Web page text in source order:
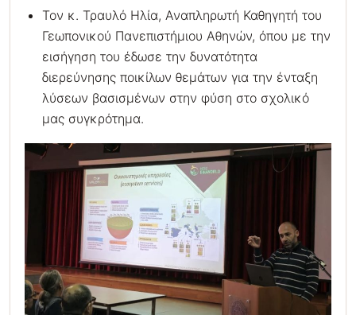
Τον κ. Τραυλό Ηλία, Αναπληρωτή Καθηγητή του
Γεωπονικού Πανεπιστήμιου Αθηνών, όπου με την
εισήγηση του έδωσε την δυνατότητα
διερεύνησης ποικίλων θεμάτων για την ένταξη
λύσεων βασισμένων στην φύση στο σχολικό
μας συγκρότημα.